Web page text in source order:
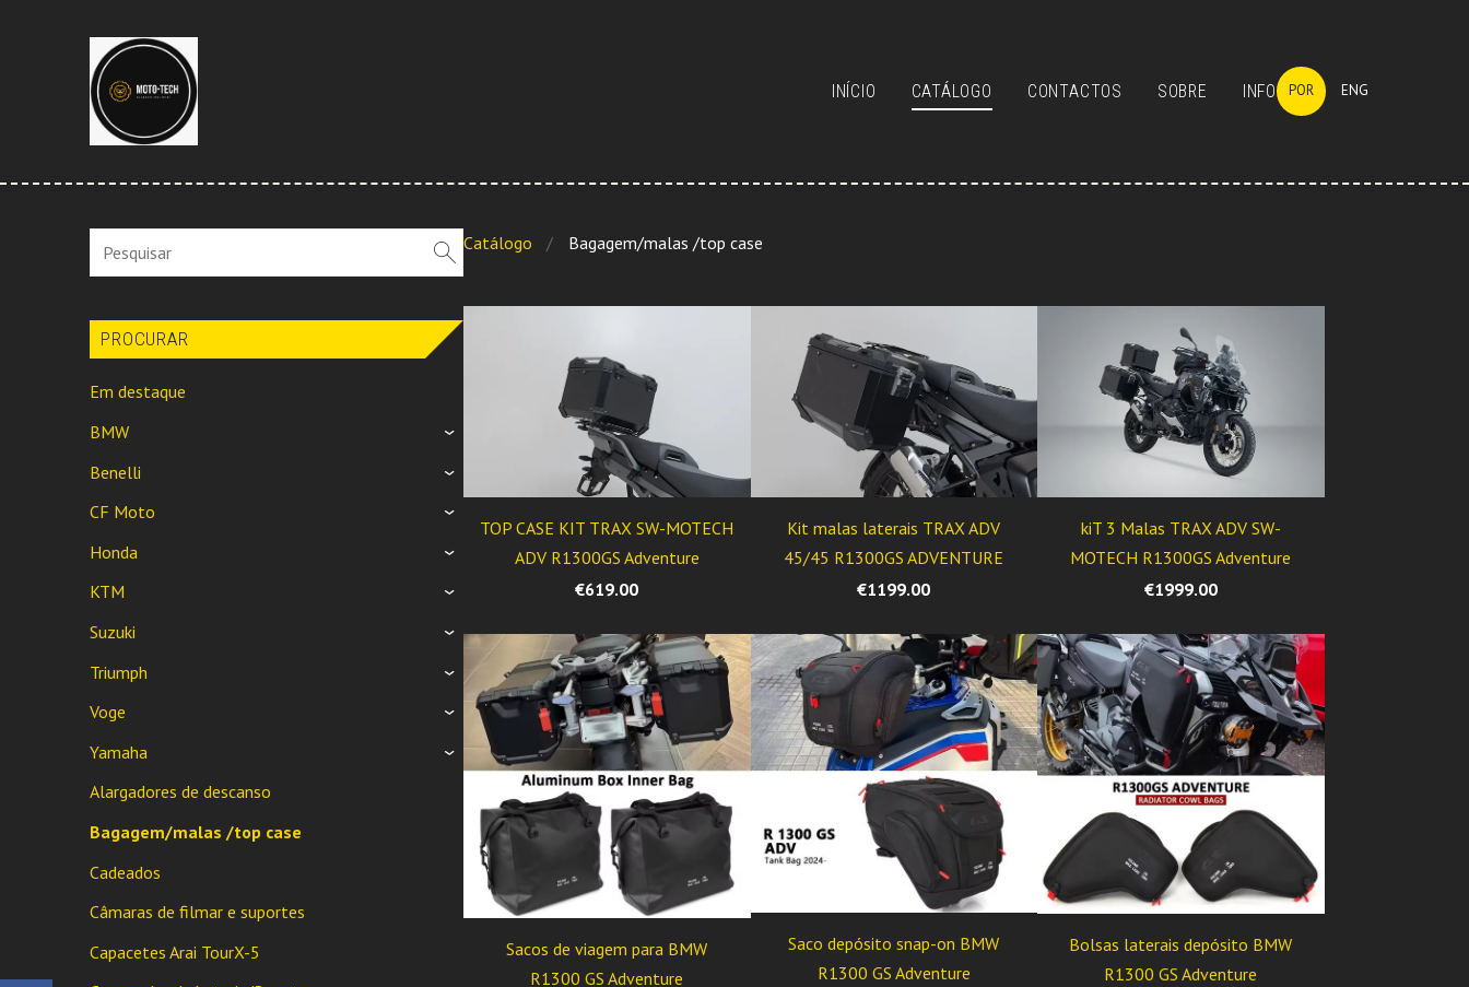
INÍCIO CATÁLOGO CONTACTOS SOBRE INFO POR ENG
PROCURAR
Em destaque
BMW
›
Benelli ›
CF Moto ›
Honda ›
KTM ›
Suzuki ›
Triumph ›
Voge ›
Yamaha ›
Alargadores de descanso
Bagagem/malas /top case
Cadeados
Câmaras de filmar e suportes
Capacetes Arai TourX-5
Catálogo Bagagem/malas /top case
TOP CASE KIT TRAX SW-MOTECH
ADV R1300GS Adventure
€619.00
Kit malas laterais TRAX ADV
45/45 R1300GS ADVENTURE
€1199.00
kiT 3 Malas TRAX ADV SW-
MOTECH R1300GS Adventure
€1999.00
Sacos de viagem para BMW
R1300 GS Adventure
Saco depósito snap-on BMW
R1300 GS Adventure
Bolsas laterais depósito BMW
R1300 GS Adventure